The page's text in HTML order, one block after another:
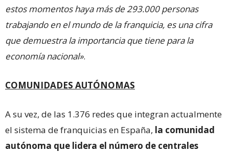
estos momentos haya más de 293.000 personas
trabajando en el mundo de la franquicia, es una cifra
que demuestra la importancia que tiene para la
economía nacional».
COMUNIDADES AUTÓNOMAS
A su vez, de las 1.376 redes que integran actualmente
el sistema de franquicias en España, la comunidad
autónoma que lidera el número de centrales